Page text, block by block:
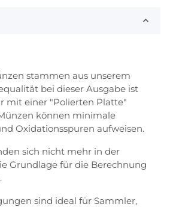
stammen aus unserem
bei dieser Ausgabe ist
mit einer "Polierten Platte"
können minimale
Oxidationsspuren aufweisen.
sich nicht mehr in der
Grundlage für die Berechnung
sind ideal für Sammler,